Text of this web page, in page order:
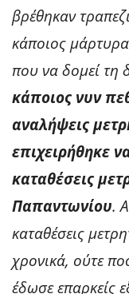
βρέθηκαν
κάποιος
που να δομεί τη
κάποιος νυν
αναλήψεις
επιχειρήθηκε
καταθέσεις
Παπαντωνίου.
καταθέσεις
χρονικά, ούτε
έδωσε επαρκείς